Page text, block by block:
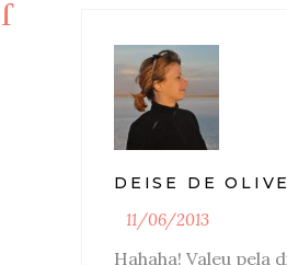
DEISE DE
11/06/2013
Hahaha! Valeu pela